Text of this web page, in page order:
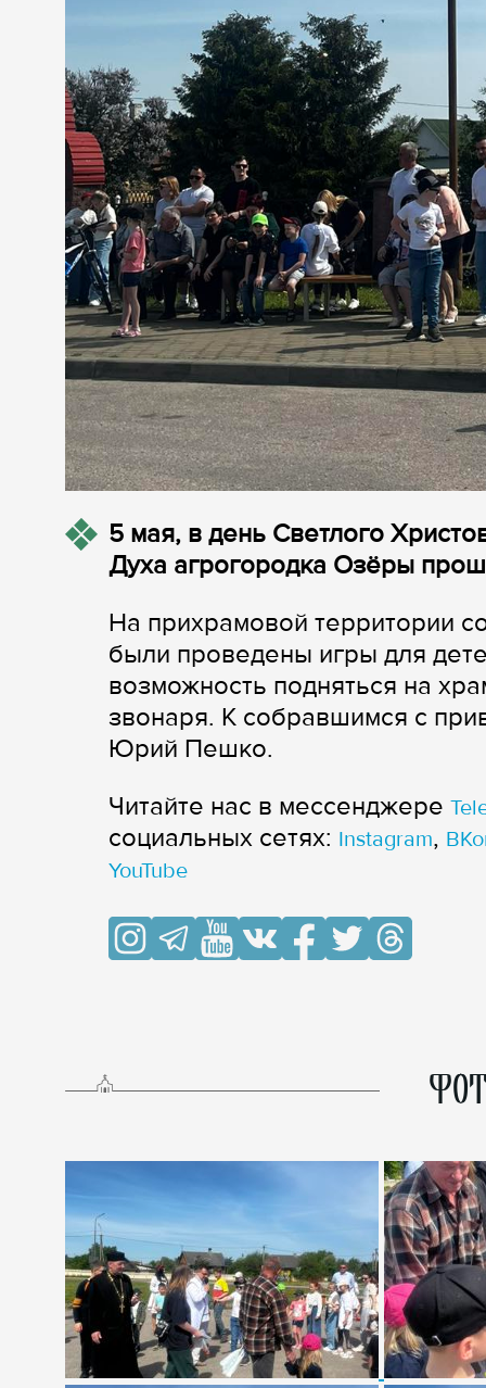
5 мая, в день Светлого
Духа агрогородка Озёры
На прихрамовой территории
были проведены игры для
возможность подняться на
звонаря. К собравшимся с
Юрий Пешко.
Читайте нас в мессенджере
cоциальных сетях: Instagram,
YouTube